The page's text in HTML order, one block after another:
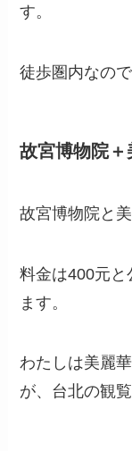
す。
徒歩圏内なの
故宮博物院
故宮博物院と
料金は400元と
ます。
わたしは美麗
が、台北の観